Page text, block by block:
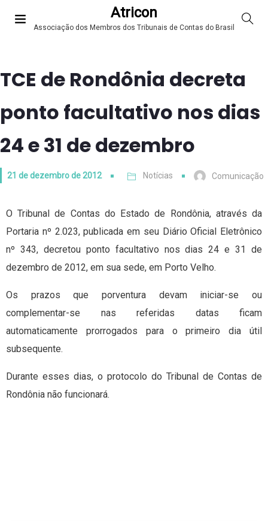
Atricon
Associação dos Membros dos Tribunais de Contas do Brasil
TCE de Rondônia decreta
ponto facultativo nos dias
24 e 31 de dezembro
21 de dezembro de 2012 Notícias Comunicação
O Tribunal de Contas do Estado de Rondônia, através da
Portaria nº 2.023, publicada em seu Diário Oficial Eletrônico
nº 343, decretou ponto facultativo nos dias 24 e 31 de
dezembro de 2012, em sua sede, em Porto Velho.
Os prazos que porventura devam iniciar-se ou
complementar-se nas referidas datas ficam
automaticamente prorrogados para o primeiro dia útil
subsequente.
Durante esses dias, o protocolo do Tribunal de Contas de
Rondônia não funcionará.